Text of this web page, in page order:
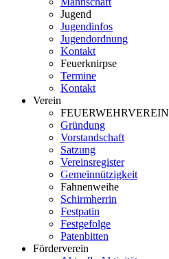
Jugend
Jugendinfos
Jugendordnung
Kontakt
Feuerknirpse
Termine
Kontakt
Verein
FEUERWEHRVEREIN
Gründung
Vorstandschaft
Satzung
Vereinsregister
Gemeinnützigkeit
Fahnenweihe
Schirmherrin
Festpatin
Festgefolge
Patenbitten
Förderverein